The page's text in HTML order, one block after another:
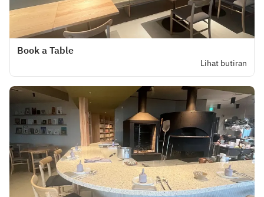
Book a Table
Lihat butiran